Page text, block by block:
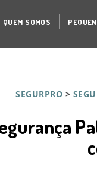
QUEM SOMOS
SEGURPRO >